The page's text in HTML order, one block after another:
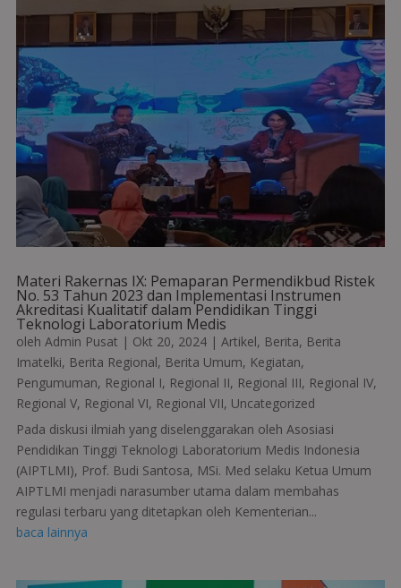
Materi Rakernas IX: Pemaparan Permendikbud Ristek
No. 53 Tahun 2023 dan Implementasi Instrumen
Akreditasi Kualitatif dalam Pendidikan Tinggi
Teknologi Laboratorium Medis
oleh Admin Pusat | Okt 20, 2024| Artikel, Berita, Berita
Imatelki, Berita Regional, Berita Umum, Kegiatan,
Pengumuman, Regional I, Regional II, Regional III, Regional IV,
Regional V, Regional VI, Regional VII, Uncategorized
Pada diskusi ilmiah yang diselenggarakan oleh Asosiasi
Pendidikan Tinggi Teknologi Laboratorium Medis Indonesia
(AIPTLMI), Prof. Budi Santosa, MSi. Med selaku Ketua Umum
AIPTLMI menjadi narasumber utama dalam membahas
regulasi terbaru yang ditetapkan oleh Kementerian...
baca lainnya